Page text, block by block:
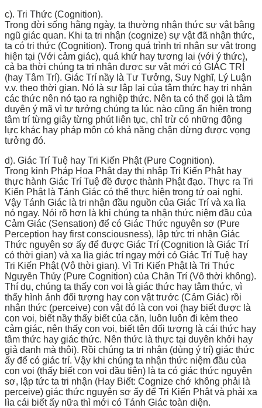
c). Tri Thức (Cognition).
Trong đời sống hằng ngày, ta thường nhận thức sự vật bằng
ngũ giác quan. Khi ta tri nhận (cognize) sự vật đã nhận thức,
ta có tri thức (Cognition). Trong quá trình tri nhận sự vật trong
hiện tại (Với cảm giác), quá khứ hay tương lai (với ý thức),
cả ba thời chúng ta tri nhận được sự vật mới có GIÁC TRÍ
(hay Tâm Trí). Giác Trí nầy là Tư Tưởng, Suy Nghĩ, Lý Luận
v.v. theo thời gian. Nó là sự lập lại của tâm thức hay tri nhận
các thức nên nó tạo ra nghiệp thức. Nên ta có thể gọi là tâm
duyên ý mã vì tư tưởng chúng ta lúc nào cũng ẩn hiện trong
tâm trí từng giây từng phút liên tục, chỉ trừ có những động
lực khác hay pháp môn có khả năng chận dừng được vọng
tưởng đó.
d). Giác Trí Tuệ hay Tri Kiến Phật (Pure Cognition).
Trong kinh Pháp Hoa Phật dạy thị nhập Tri Kiến Phật hay
thực hành Giác Trí Tuệ đề được thành Phật đạo. Thực ra Tri
Kiến Phật là Tánh Giác có thể thực hiện trong tứ oai nghi.
Vậy Tánh Giác là tri nhận đầu nguồn của Giác Trí và xa lìa
nó ngay. Nói rõ hơn là khi chúng ta nhận thức niệm đầu của
Cảm Giác (Sensation) để có Giác Thức nguyên sơ (Pure
Perception hay first consciousness), lập tức tri nhận Giác
Thức nguyên sơ ấy để được Giác Trí (Cognition là Giác Trí
có thời gian) và xa lìa giác trí ngay mới có Giác Trí Tuệ hay
Tri Kiến Phật (Vô thời gian). Vì Tri Kiến Phật là Tri Thức
Nguyên Thủy (Pure Cognition) của Chân Trí (Vô thời không).
Thí dụ, chúng ta thấy con voi là giác thức hay tâm thức, vì
thấy hình ảnh đối tượng hay con vật trước (Cảm Giác) rồi
nhận thức (perceive) con vật đó là con voi (hay biết được là
con voi, biết nầy thấy biết của căn, luôn luôn đi kèm theo
cảm giác, nên thấy con voi, biết tên đối tượng là cái thức hay
tâm thức hay giác thức. Nên thức là thực tại duyên khởi hay
giả danh mà thôi). Rồi chúng ta tri nhận (dùng ý trí) giác thức
ấy để có giác trí. Vậy khi chúng ta nhận thức niệm đầu của
con voi (thấy biết con voi đầu tiên) là ta có giác thức nguyên
sơ, lập tức ta tri nhận (Hay Biết: Cognize chớ không phải là
perceive) giác thức nguyên sơ ấy để Tri Kiến Phật và phải xa
lìa cái biết ấy nữa thì mới có Tánh Giác toàn diện.